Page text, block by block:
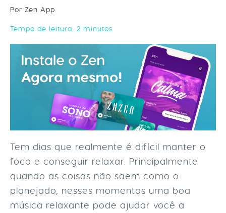
Por Zen App
Tempo de leitura: 2 minutos
Tem dias que realmente é difícil manter o
foco e conseguir relaxar. Principalmente
quando as coisas não saem como o
planejado, nesses momentos uma boa
música relaxante pode ajudar você a